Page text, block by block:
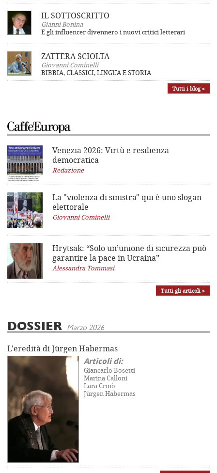
IL SOTTOSCRITTO
Gianni Bonina
E gli influencer divennero i nuovi critici letterari
ZATTERA SCIOLTA
Giovanni Cominelli
BIBBIA, CLASSICI, LINGUA E STORIA
Tutti i blog »
Venezia 2026: Virtù e resilienza
democratica
Redazione
La "violenza di sinistra" qui è uno slogan
elettorale
Giovanni Cominelli
Hrytsak: “Solo un’unione di sicurezza può
garantire la pace in Ucraina”
Alessandra Tommasi
Tutti gli articoli »
DOSSIER Marzo 2026
L'eredità di Jürgen Habermas
Articoli di:
Giancarlo Bosetti
Marina Calloni
Lara Crinò
Jürgen Habermas